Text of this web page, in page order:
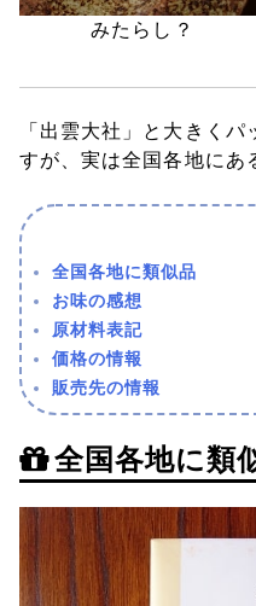
みたらし？
「出雲大社」と大きく
すが、実は全国各地にあ
全国各地に類似品
お味の感想
原材料表記
価格の情報
販売先の情報
全国各地に類